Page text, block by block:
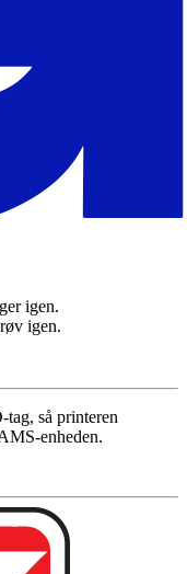
igen.
igen.
så printeren
enheden.